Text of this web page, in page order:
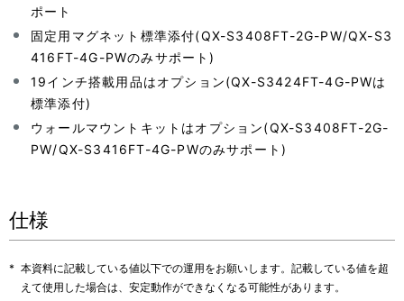
ポート
固定用マグネット標準添付(QX-S3408FT-2G-PW/QX-S3
416FT-4G-PWのみサポート)
19インチ搭載用品はオプション(QX-S3424FT-4G-PWは
標準添付)
ウォールマウントキットはオプション(QX-S3408FT-2G-
PW/QX-S3416FT-4G-PWのみサポート)
仕様
* 本資料に記載している値以下での運用をお願いします。記載している値を超
えて使用した場合は、安定動作ができなくなる可能性があります。